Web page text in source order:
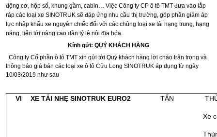
động cơ, hộp số, khung gầm, cabin… Việc Công ty CP ô tô TMT đưa vào lắp
ráp các loại xe SINOTRUK sẽ đáp ứng nhu cầu thị trường, góp phần giảm áp
lực nhập khẩu xe nguyên chiếc đối với các chủng loại xe tải hạng trung, hạng
nặng, tiến tới nâng cao dần tỷ lệ nội địa hóa.
Kính gửi: QUÝ KHÁCH HÀNG
Công ty Cổ phần ô tô TMT xin gửi tới Quý khách hàng lời chào trân trọng và
thông báo giá bán các loại xe ô tô Cửu Long SINOTRUK áp dụng từ ngày
10/03/2019 như sau
VI XE TẢI NHẸ SINOTRUK EURO2 TẤN
Xe